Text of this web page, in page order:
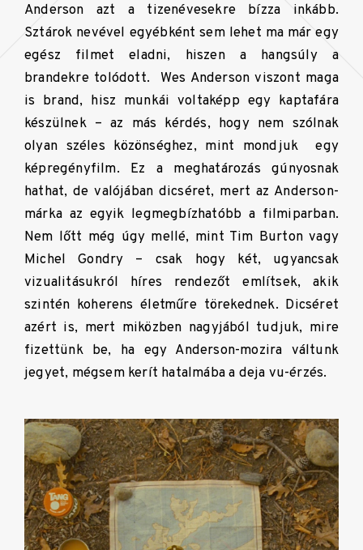
Anderson azt a tizenévesekre bízza inkább.
Sztárok nevével egyébként sem lehet ma már egy
egész filmet eladni, hiszen a hangsúly a
brandekre tolódott. Wes Anderson viszont maga
is brand, hisz munkái voltaképp egy kaptafára
készülnek – az más kérdés, hogy nem szólnak
olyan széles közönséghez, mint mondjuk egy
képregényfilm. Ez a meghatározás gúnyosnak
hathat, de valójában dicséret, mert az Anderson-
márka az egyik legmegbízhatóbb a filmiparban.
Nem lőtt még úgy mellé, mint Tim Burton vagy
Michel Gondry – csak hogy két, ugyancsak
vizualitásukról híres rendezőt említsek, akik
szintén koherens életműre törekednek. Dicséret
azért is, mert miközben nagyjából tudjuk, mire
fizettünk be, ha egy Anderson-mozira váltunk
jegyet, mégsem kerít hatalmába a deja vu-érzés.